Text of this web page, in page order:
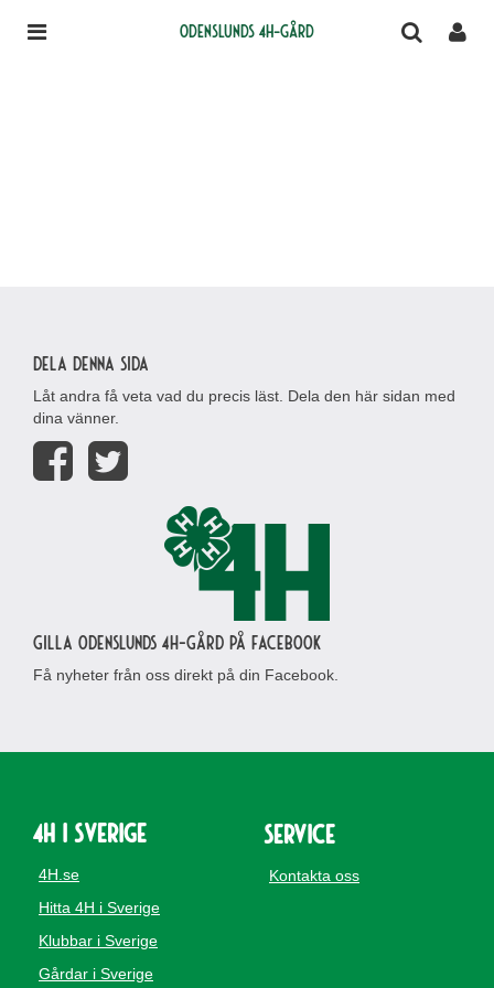
Odenslunds 4H-gård
Dela denna sida
Låt andra få veta vad du precis läst. Dela den här sidan med
dina vänner.
Gilla Odenslunds 4H-gård på Facebook
Få nyheter från oss direkt på din Facebook.
4H i Sverige
4H.se
Hitta 4H i Sverige
Klubbar i Sverige
Gårdar i Sverige
Service
Kontakta oss